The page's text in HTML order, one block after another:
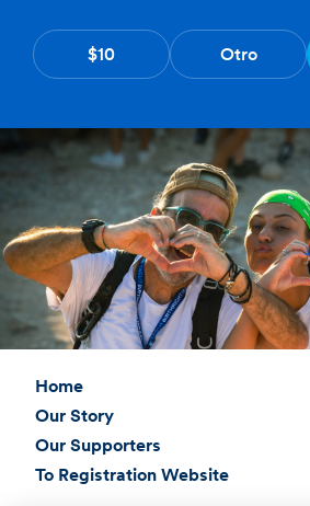
$10 Otro
Home
Our Story
Our Supporters
To Registration Website